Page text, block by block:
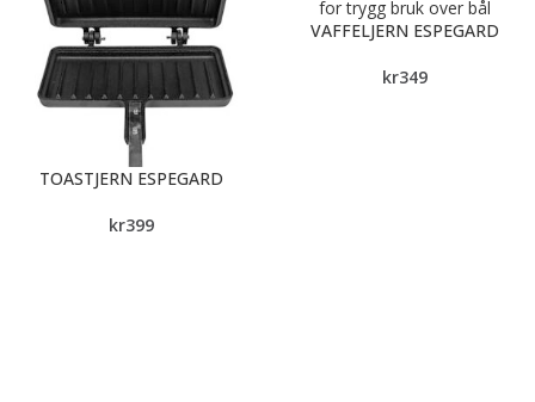
TOASTJERN ESPEGARD
kr399
VAFFELJERN ESPEGARD
kr349